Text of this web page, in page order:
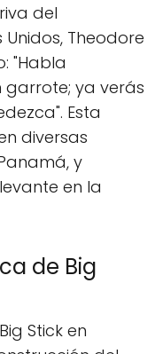
del
Theodore
"Habla
garrote; ya verás
Esta
diversas
y
en la
de Big
Stick en